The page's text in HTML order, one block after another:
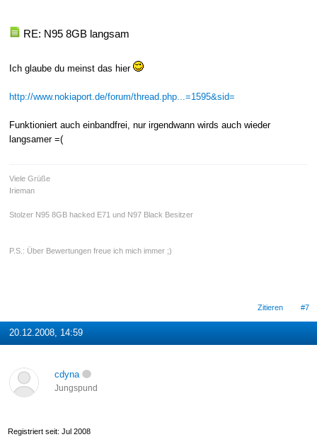
RE: N95 8GB langsam
Ich glaube du meinst das hier
http://www.nokiaport.de/forum/thread.php...=1595&sid=
Funktioniert auch einbandfrei, nur irgendwann wirds auch wieder
langsamer =(
Viele Grüße
Irieman
Stolzer N95 8GB hacked E71 und N97 Black Besitzer
P.S.: Über Bewertungen freue ich mich immer ;)
Zitieren #7
20.12.2008, 14:59
cdyna
Jungspund
Registriert seit: Jul 2008